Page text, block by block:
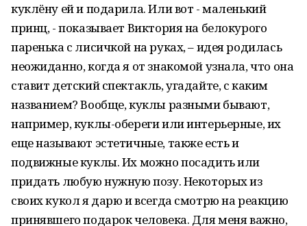
куклёну ей и подарила. Или вот - маленький
принц, - показывает Виктория на белокурого
паренька с лисичкой на руках, – идея родилась
неожиданно, когда я от знакомой узнала, что она
ставит детский спектакль, угадайте, с каким
названием? Вообще, куклы разными бывают,
например, куклы-обереги или интерьерные, их
еще называют эстетичные, также есть и
подвижные куклы. Их можно посадить или
придать любую нужную позу. Некоторых из
своих кукол я дарю и всегда смотрю на реакцию
принявшего подарок человека. Для меня важно,